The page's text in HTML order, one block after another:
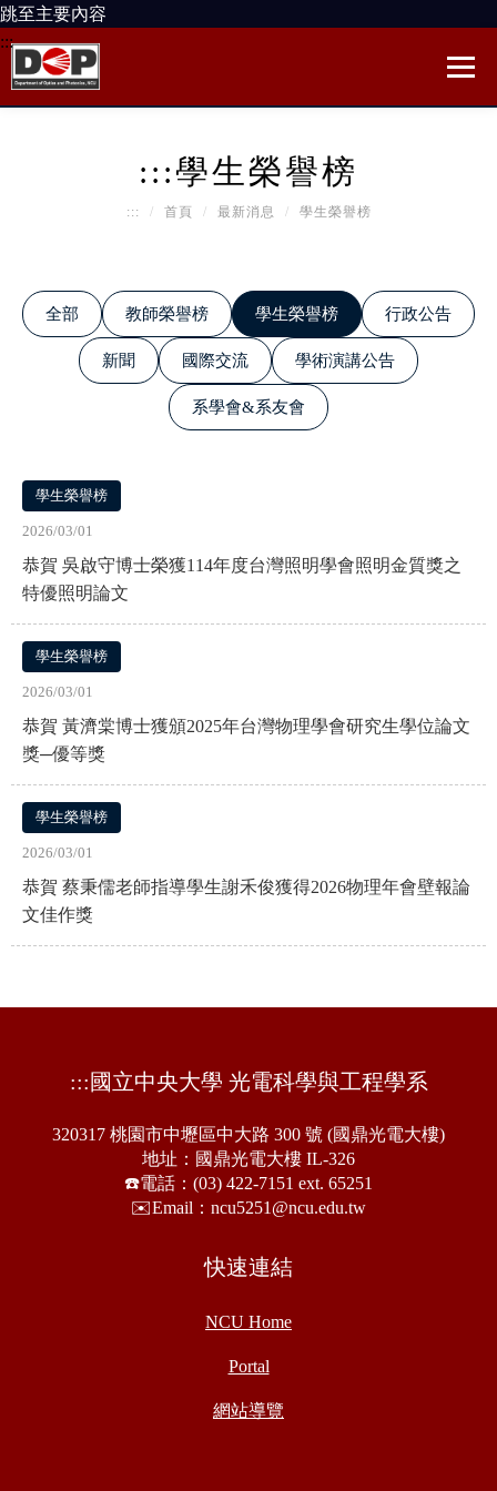
跳至主要內容
:::
:::學生榮譽榜
::: 首頁 最新消息 學生榮譽榜
全部 教師榮譽榜 學生榮譽榜 行政公告
新聞 國際交流 學術演講公告
系學會&系友會
學生榮譽榜
2026/03/01
恭賀 吳啟守博士榮獲114年度台灣照明學會照明金質獎之
特優照明論文
學生榮譽榜
2026/03/01
恭賀 黃濟棠博士獲頒2025年台灣物理學會研究生學位論文
獎─優等獎
學生榮譽榜
2026/03/01
恭賀 蔡秉儒老師指導學生謝禾俊獲得2026物理年會壁報論
文佳作獎
::: 國立中央大學 光電科學與工程學系
320317 桃園市中壢區中大路 300 號 (國鼎光電大樓)
地址：國鼎光電大樓 IL-326
☎️電話：(03) 422-7151 ext. 65251
✉️Email：ncu5251@ncu.edu.tw
快速連結
NCU Home
Portal
網站導覽